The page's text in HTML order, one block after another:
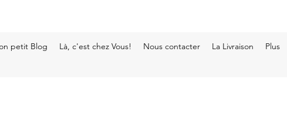
petit Blog Là, c'est chez Vous! Nous contacter La Livraison Plus